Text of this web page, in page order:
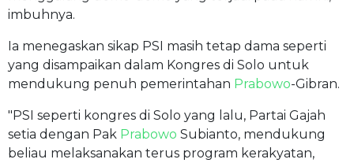
imbuhnya.
Ia menegaskan sikap PSI masih tetap dama seperti
yang disampaikan dalam Kongres di Solo untuk
mendukung penuh pemerintahan Prabowo-Gibran.
"PSI seperti kongres di Solo yang lalu, Partai Gajah
setia dengan Pak Prabowo Subianto, mendukung
beliau melaksanakan terus program kerakyatan,